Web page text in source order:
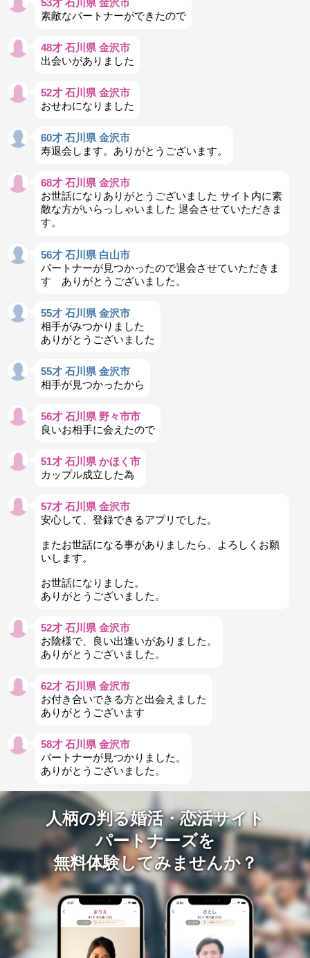
53才 石川県 金沢市
素敵なパートナーができたので
48才 石川県 金沢市
出会いがありました
52才 石川県 金沢市
おせわになりました
60才 石川県 金沢市
寿退会します。ありがとうございます。
68才 石川県 金沢市
お世話になりありがとうございました サイト内に素
敵な方がいらっしゃいました 退会させていただきま
す。
56才 石川県 白山市
パートナーが見つかったので退会させていただきま
す ありがとうございました。
55才 石川県 金沢市
相手がみつかりました
ありがとうございました
55才 石川県 金沢市
相手が見つかったから
56才 石川県 野々市市
良いお相手に会えたので
51才 石川県 かほく市
カップル成立した為
57才 石川県 金沢市
安心して、登録できるアプリでした。
またお世話になる事がありましたら、よろしくお願
いします。
お世話になりました。
ありがとうございました。
52才 石川県 金沢市
お陰様で、良い出逢いがありました。
ありがとうございました。
62才 石川県 金沢市
お付き合いできる方と出会えました
ありがとうございます
58才 石川県 金沢市
パートナーが見つかりました。
ありがとうございました。
人柄の判る婚活・恋活サイト
パートナーズを
無料体験してみませんか？